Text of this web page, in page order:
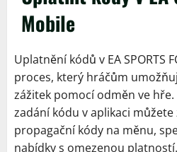
Mobile
Uplatnění kódů v EA SPORTS
proces, který hráčům
zážitek pomocí odměn ve
zadání kódu v aplikaci
propagační kódy na měnu,
nabídky s omezenou